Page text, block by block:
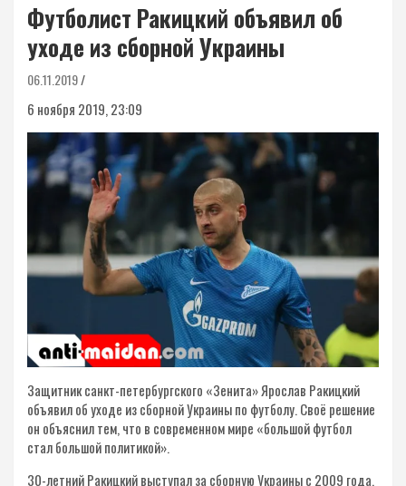
Футболист Ракицкий объявил об
уходе из сборной Украины
06.11.2019
6 ноября 2019, 23:09
Защитник санкт-петербургского «Зенита» Ярослав Ракицкий
объявил об уходе из сборной Украины по футболу. Своё решение
он объяснил тем, что в современном мире «большой футбол
стал большой политикой».
30-летний Ракицкий выступал за сборную Украины с 2009 года,